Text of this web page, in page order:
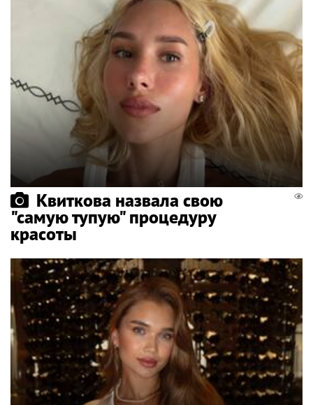
Квиткова назвала свою
"самую тупую" процедуру
красоты